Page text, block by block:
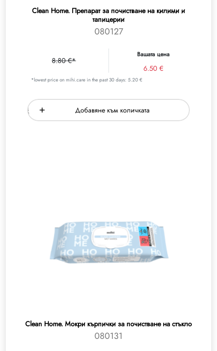
Clean Home. Препарат за почистване на килими и
тапицерии
080127
8.80 €*
Вашата цена
6.50 €
*lowest price on mihi.care in the past 30 days: 5.20 €
Добавяне към количката
Clean Home. Мокри кърпички за почистване на стъкло
080131